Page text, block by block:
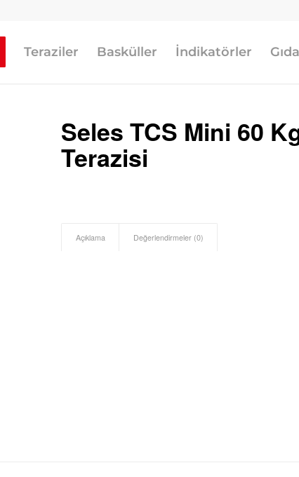
Teraziler Basküller İndikatörler
Seles TCS Mini 60
Terazisi
Açıklama Değerlendirmeler (0)